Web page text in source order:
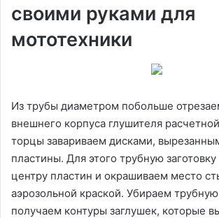
своими руками для
мототехники
Из трубы диаметром побольше
внешнего корпуса глушителя
торцы завариваем дисками,
пластины. Для этого трубную
центру пластин и окрашиваем место
аэрозольной краской. Убираем трубную
получаем контуры заглушек, которые